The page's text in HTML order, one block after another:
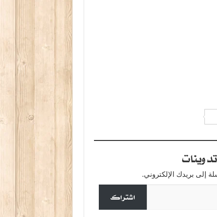
إلى بريدك الإلكتروني.
اشتراك